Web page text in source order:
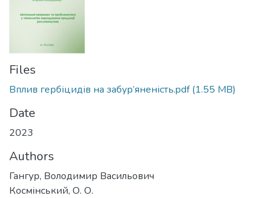
Files
Вплив гербіцидів на забур’яненість.pdf(1.55 MB)
Date
2023
Authors
Гангур, Володимир Васильович
Космінський, О. О.